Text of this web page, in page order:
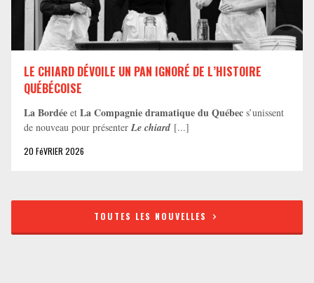
LE CHIARD DÉVOILE UN PAN IGNORÉ DE L’HISTOIRE
QUÉBÉCOISE
La Bordée et La Compagnie dramatique du Québec s’unissent
de nouveau pour présenter Le chiard [...]
20 FéVRIER 2026
TOUTES LES NOUVELLES